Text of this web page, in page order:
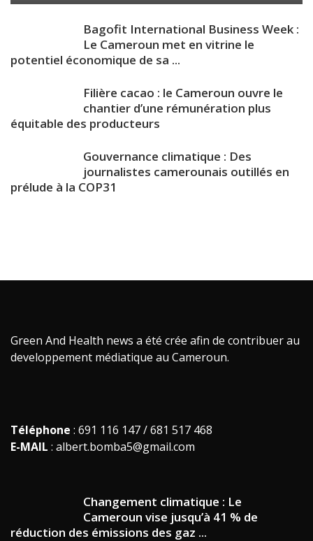
Bagofit International Business Week :
Le Cameroun met en vitrine le
potentiel économique de sa ...
Filière cacao : le Cameroun ouvre le
chantier d’une rémunération plus
équitable des producteurs
Gouvernance climatique : Des
journalistes camerounais outillés en
prélude à la COP31
Green And Health news a été crée afin de contribuer au
developpement médiatique au Cameroun.
Téléphone : 691 116 147 / 681 517 468
E-MAIL : albert.bomba5@gmail.com
Changement climatique : Le
Cameroun vise jusqu’à 41 % de
réduction des émissions des gaz ...